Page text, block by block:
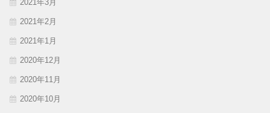
2021年3月
2021年2月
2021年1月
2020年12月
2020年11月
2020年10月